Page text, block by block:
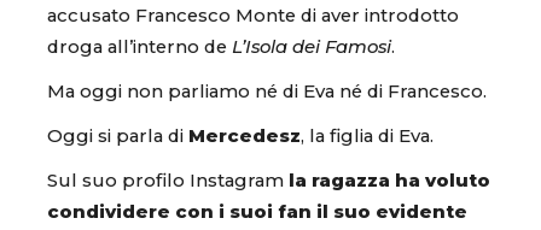
accusato Francesco Monte di aver introdotto
droga all’interno de L’Isola dei Famosi.
Ma oggi non parliamo né di Eva né di Francesco.
Oggi si parla di Mercedesz, la figlia di Eva.
Sul suo profilo Instagram la ragazza ha voluto
condividere con i suoi fan il suo evidente